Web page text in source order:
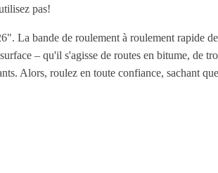
pas!
La bande de roulement à roulement rapide
– qu'il s'agisse de routes en bitume, de
Alors, roulez en toute confiance, sachant